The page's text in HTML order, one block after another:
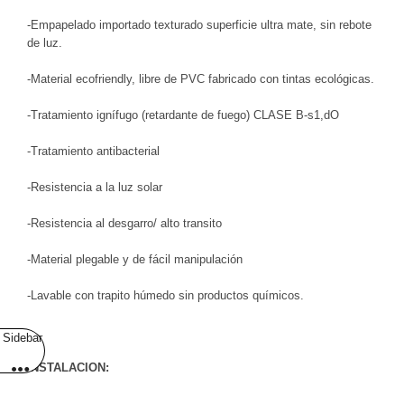
-Empapelado importado texturado superficie ultra mate, sin rebote
de luz.
-Material ecofriendly, libre de PVC fabricado con tintas ecológicas.
-Tratamiento ignífugo (retardante de fuego) CLASE B-s1,dO
-Tratamiento antibacterial
-Resistencia a la luz solar
-Resistencia al desgarro/ alto transito
-Material plegable y de fácil manipulación
-Lavable con trapito húmedo sin productos químicos.
INSTALACION:
Sidebar